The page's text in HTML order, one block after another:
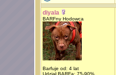
diyala
BARFny Hodowca
Barfuje od: 4 lat
Udział BARFa: 75-90%